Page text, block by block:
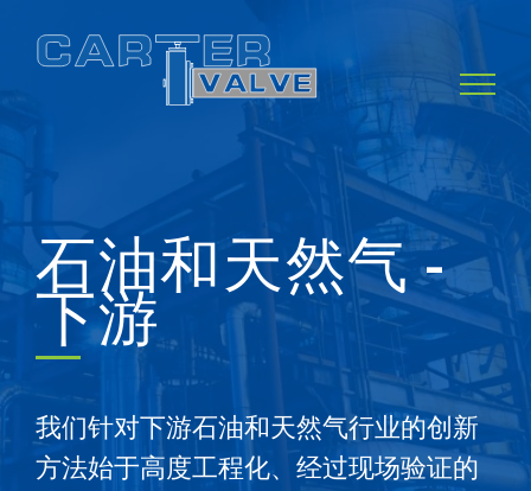
石油和天然气 -
下游
我们针对下游石油和天然气行业的创新
方法始于高度工程化、经过现场验证的